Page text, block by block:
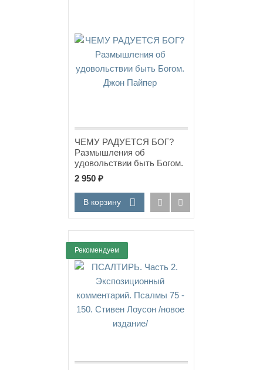
ЧЕМУ РАДУЕТСЯ БОГ?
Размышления об
удовольствии быть Богом.
Джон Пайпер
2 950 ₽
В корзину
Рекомендуем